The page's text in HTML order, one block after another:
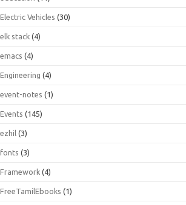
Electric Vehicles (30)
elk stack (4)
emacs (4)
Engineering (4)
event-notes (1)
Events (145)
ezhil (3)
fonts (3)
Framework (4)
FreeTamilEbooks (1)